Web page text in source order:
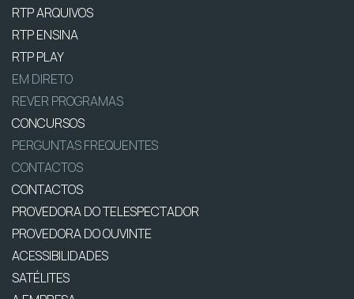
RTP ARQUIVOS
RTP ENSINA
RTP PLAY
EM DIRETO
REVER PROGRAMAS
CONCURSOS
PERGUNTAS FREQUENTES
CONTACTOS
CONTACTOS
PROVEDORA DO TELESPECTADOR
PROVEDORA DO OUVINTE
ACESSIBILIDADES
SATÉLITES